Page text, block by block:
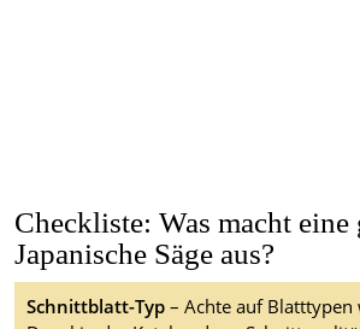
Checkliste: Was macht eine
Japanische Säge aus?
Schnittblatt-Typ– Achte auf Blatttypen